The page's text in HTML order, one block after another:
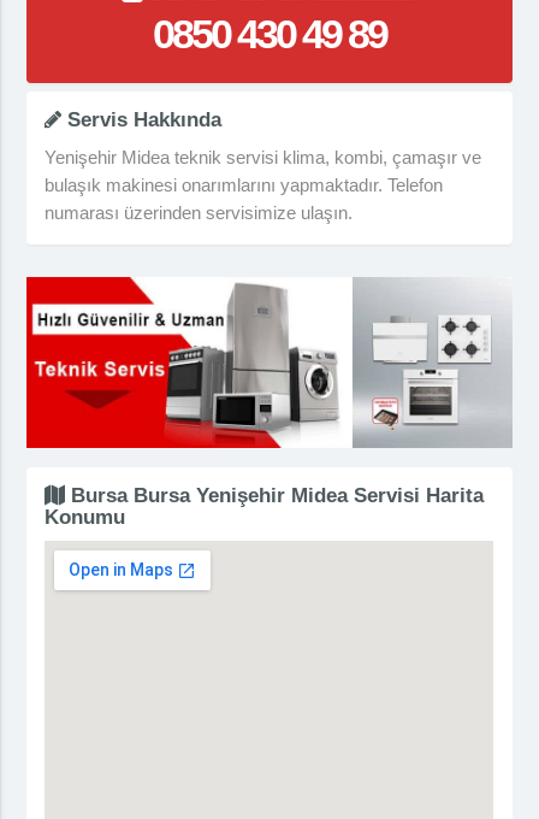
0850 430 49 89
Servis Hakkında
Yenişehir Midea teknik servisi klima, kombi, çamaşır ve
bulaşık makinesi onarımlarını yapmaktadır. Telefon
numarası üzerinden servisimize ulaşın.
Bursa Bursa Yenişehir Midea Servisi Harita
Konumu